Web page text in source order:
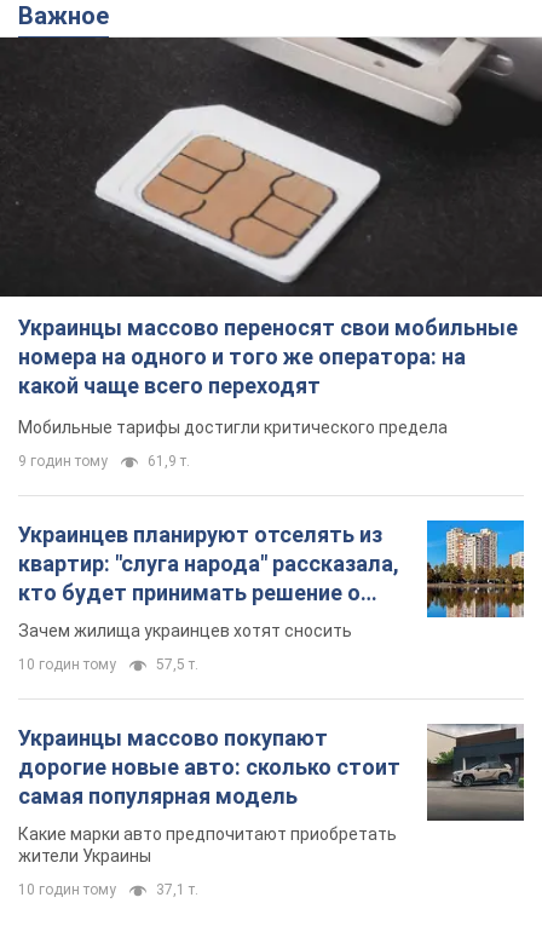
Важное
Украинцы массово переносят свои мобильные
номера на одного и того же оператора: на
какой чаще всего переходят
Мобильные тарифы достигли критического предела
9 годин тому 61,9 т.
Украинцев планируют отселять из
квартир: "слуга народа" рассказала,
кто будет принимать решение о
сносе домов
Зачем жилища украинцев хотят сносить
10 годин тому 57,5 т.
Украинцы массово покупают
дорогие новые авто: сколько стоит
самая популярная модель
Какие марки авто предпочитают приобретать
жители Украины
10 годин тому 37,1 т.